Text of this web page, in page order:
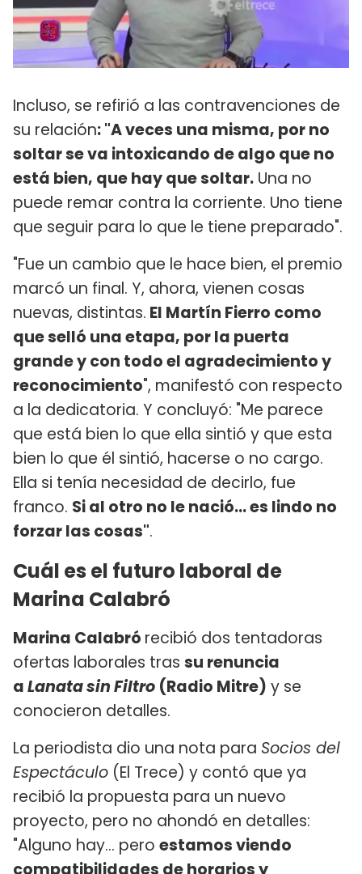
Incluso, se refirió a las contravenciones de
su relación: "A veces una misma, por no
soltar se va intoxicando de algo que no
está bien, que hay que soltar. Una no
puede remar contra la corriente. Uno tiene
que seguir para lo que le tiene preparado".
"Fue un cambio que le hace bien, el premio
marcó un final. Y, ahora, vienen cosas
nuevas, distintas. El Martín Fierro como
que selló una etapa, por la puerta
grande y con todo el agradecimiento y
reconocimiento", manifestó con respecto
a la dedicatoria. Y concluyó: "Me parece
que está bien lo que ella sintió y que esta
bien lo que él sintió, hacerse o no cargo.
Ella si tenía necesidad de decirlo, fue
franco. Si al otro no le nació... es lindo no
forzar las cosas".
Cuál es el futuro laboral de
Marina Calabró
Marina Calabró recibió dos tentadoras
ofertas laborales tras su renuncia
aLanata sin Filtro (Radio Mitre) y se
conocieron detalles.
La periodista dio una nota para Socios del
Espectáculo (El Trece) y contó que ya
recibió la propuesta para un nuevo
proyecto, pero no ahondó en detalles:
"Alguno hay... pero estamos viendo
compatibilidades de horarios y